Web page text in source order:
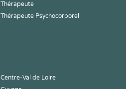
Thérapeute
Thérapeute Psychocorporel
Centre-Val de Loire